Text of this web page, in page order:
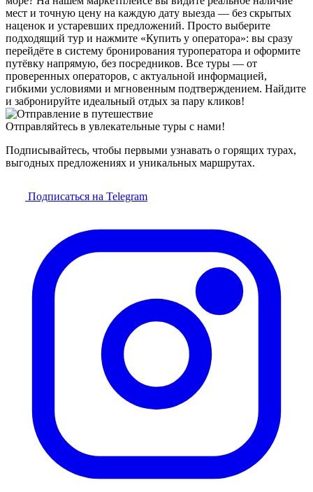
мест и точную цену на каждую дату выезда — без скрытых
наценок и устаревших предложений. Просто выберите
подходящий тур и нажмите «Купить у оператора»: вы сразу
перейдёте в систему бронирования туроператора и оформите
путёвку напрямую, без посредников. Все туры — от
проверенных операторов, с актуальной информацией,
гибкими условиями и мгновенным подтверждением. Найдите
и забронируйте идеальный отдых за пару кликов!
Отправляйтесь в увлекательные туры с нами!
Подписывайтесь, чтобы первыми узнавать о горящих турах,
выгодных предложениях и уникальных маршрутах.
Подписаться на Telegram